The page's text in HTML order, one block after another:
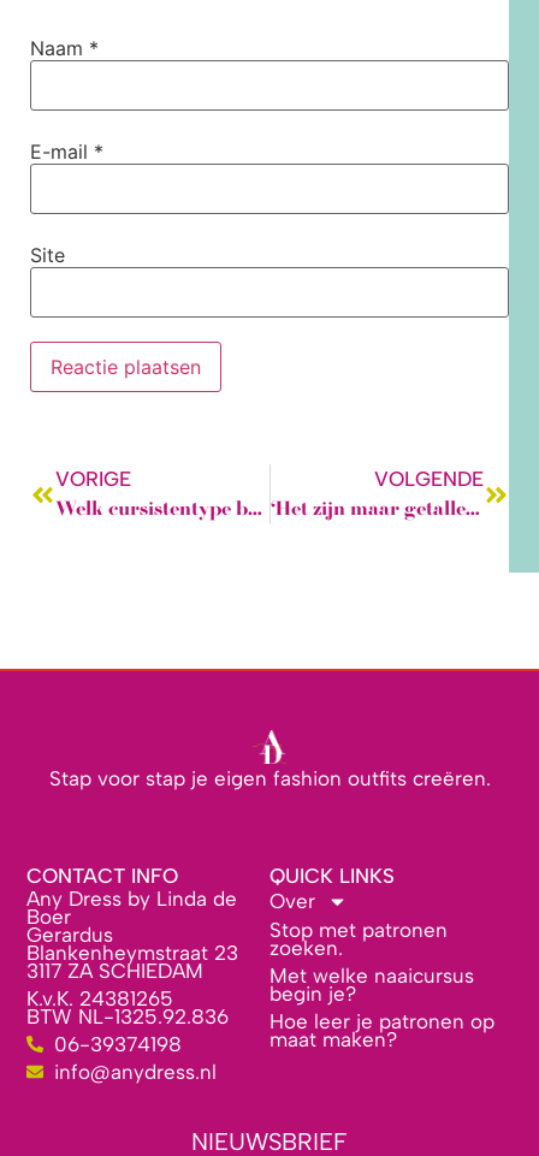
Naam *
E-mail *
Site
VORIGE
Welk cursistentype ben jij?
VOLGENDE
‘Het zijn maar getallen’ | Belevenissen van een cursist
Stap voor stap je eigen fashion outfits creëren.
CONTACT INFO
Any Dress by Linda de
Boer
Gerardus
Blankenheymstraat 23
3117 ZA SCHIEDAM
K.v.K. 24381265
BTW NL-1325.92.836
06-39374198
info@anydress.nl
QUICK LINKS
Over
Stop met patronen
zoeken.
Met welke naaicursus
begin je?
Hoe leer je patronen op
maat maken?
NIEUWSBRIEF